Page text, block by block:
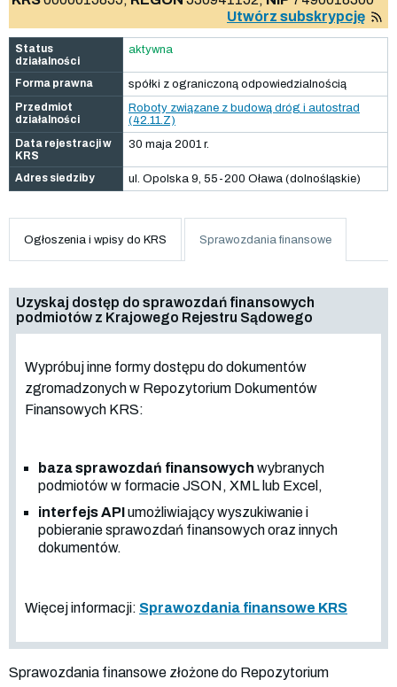
Utwórz subskrypcję
Status
działalności
aktywna
Forma prawna
spółki z ograniczoną odpowiedzialnością
Przedmiot
działalności
Roboty związane z budową dróg i autostrad
(42.11.Z)
Data rejestracji w
KRS
30 maja 2001 r.
Adres siedziby ul. Opolska 9, 55-200 Oława (dolnośląskie)
Ogłoszenia i wpisy do KRS Sprawozdania finansowe
Uzyskaj dostęp do sprawozdań finansowych
podmiotów z Krajowego Rejestru Sądowego
Wypróbuj inne formy dostępu do dokumentów
zgromadzonych w Repozytorium Dokumentów
Finansowych KRS:
baza sprawozdań finansowych wybranych
podmiotów w formacie JSON, XML lub Excel,
interfejs APIumożliwiający wyszukiwanie i
pobieranie sprawozdań finansowych oraz innych
dokumentów.
Więcej informacji: Sprawozdania finansowe KRS
Sprawozdania finansowe złożone do Repozytorium